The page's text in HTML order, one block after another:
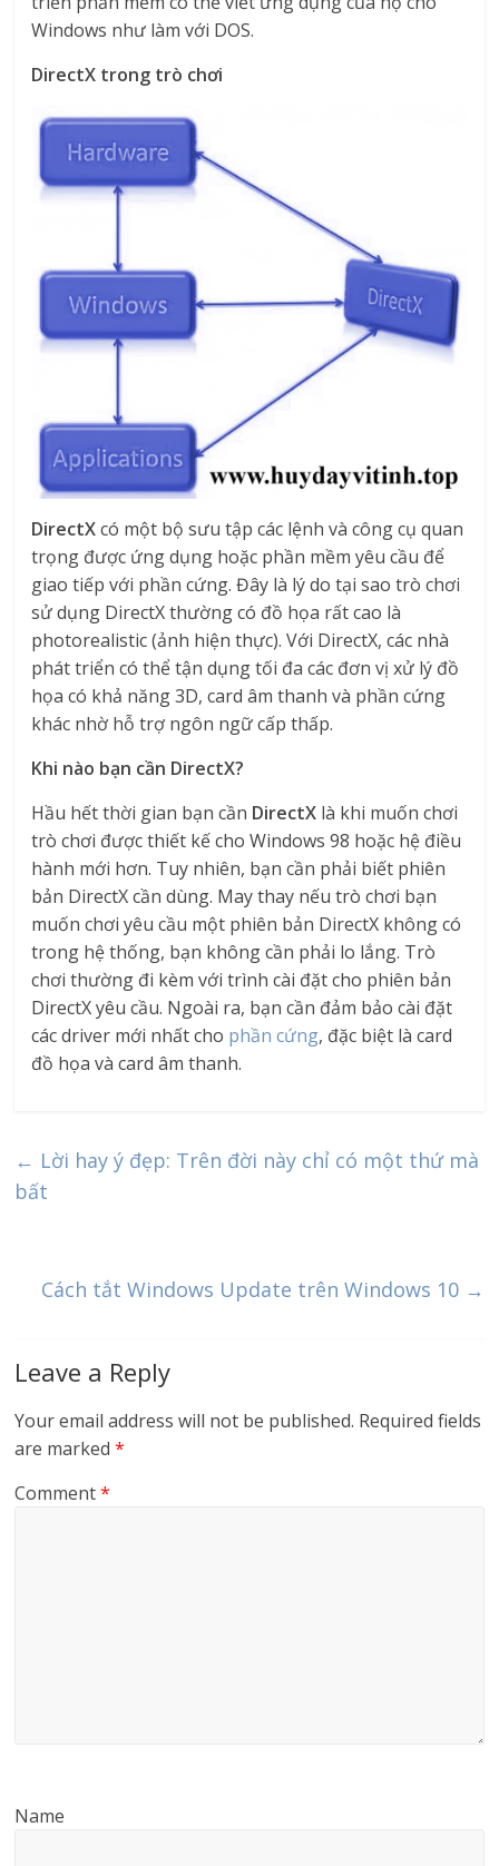
Windows như làm với DOS.
DirectX trong trò chơi
DirectXcó một bộ sưu tập các lệnh và công cụ quan
trọng được ứng dụng hoặc phần mềm yêu cầu để
giao tiếp với phần cứng. Đây là lý do tại sao trò chơi
sử dụng DirectX thường có đồ họa rất cao là
photorealistic (ảnh hiện thực). Với DirectX, các nhà
phát triển có thể tận dụng tối đa các đơn vị xử lý đồ
họa có khả năng 3D, card âm thanh và phần cứng
khác nhờ hỗ trợ ngôn ngữ cấp thấp.
Khi nào bạn cần DirectX?
Hầu hết thời gian bạn cần DirectX là khi muốn chơi
trò chơi được thiết kế cho Windows 98 hoặc hệ điều
hành mới hơn. Tuy nhiên, bạn cần phải biết phiên
bản DirectX cần dùng. May thay nếu trò chơi bạn
muốn chơi yêu cầu một phiên bản DirectX không có
trong hệ thống, bạn không cần phải lo lắng. Trò
chơi thường đi kèm với trình cài đặt cho phiên bản
DirectX yêu cầu. Ngoài ra, bạn cần đảm bảo cài đặt
các driver mới nhất cho phần cứng, đặc biệt là card
đồ họa và card âm thanh.
← Lời hay ý đẹp: Trên đời này chỉ có một thứ mà
bất
Cách tắt Windows Update trên Windows 10 →
Leave a Reply
Your email address will not be published. Required fields
are marked*
Comment*
Name